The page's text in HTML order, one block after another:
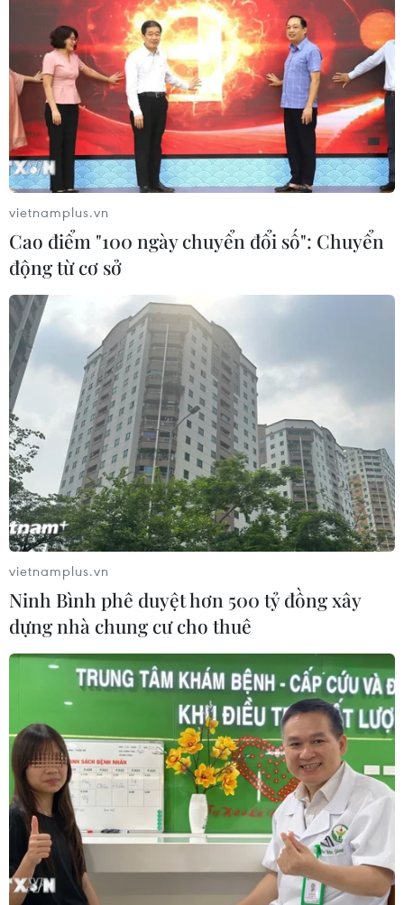
vietnamplus.vn
Cao điểm "100 ngày chuyển đổi số": Chuyển
động từ cơ sở
vietnamplus.vn
Ninh Bình phê duyệt hơn 500 tỷ đồng xây
dựng nhà chung cư cho thuê